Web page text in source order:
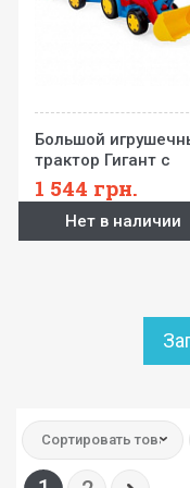
Большой
трактор Гигант с
прицепом и ковшом
1 544 грн.
Нет в наличии
Сортировать товар: